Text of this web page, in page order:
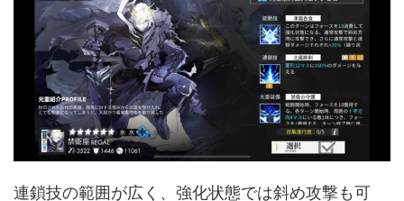
連鎖技の範囲が広く、強化状態では斜め攻撃も可